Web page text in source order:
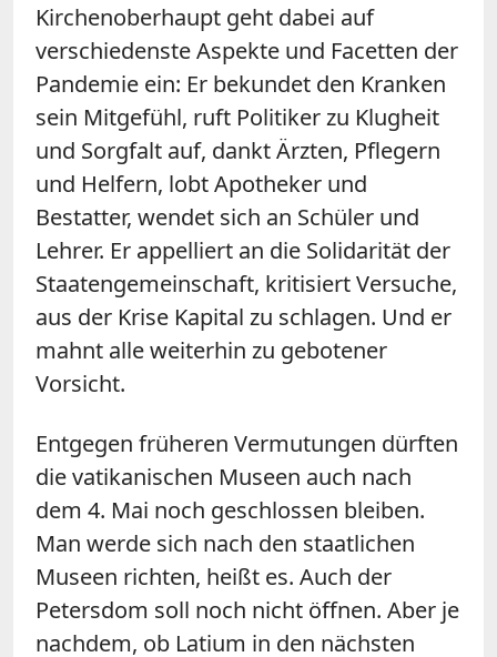
Kirchenoberhaupt geht dabei auf
verschiedenste Aspekte und Facetten der
Pandemie ein: Er bekundet den Kranken
sein Mitgefühl, ruft Politiker zu Klugheit
und Sorgfalt auf, dankt Ärzten, Pflegern
und Helfern, lobt Apotheker und
Bestatter, wendet sich an Schüler und
Lehrer. Er appelliert an die Solidarität der
Staatengemeinschaft, kritisiert Versuche,
aus der Krise Kapital zu schlagen. Und er
mahnt alle weiterhin zu gebotener
Vorsicht.
Entgegen früheren Vermutungen dürften
die vatikanischen Museen auch nach
dem 4. Mai noch geschlossen bleiben.
Man werde sich nach den staatlichen
Museen richten, heißt es. Auch der
Petersdom soll noch nicht öffnen. Aber je
nachdem, ob Latium in den nächsten